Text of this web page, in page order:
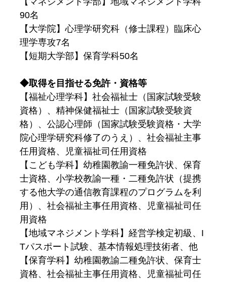
90名
【大学院】心理学研究科（修士課程）臨床心
理学専攻7名
【短期大学部】保育学科50名
◆取得を目指せる免許・資格等
【福祉心理学科】社会福祉士（国家試験受験
資格）、精神保健福祉士（国家試験受験資
格）、公認心理師（国家試験受験資格・大学
院心理学研究科修了のうえ）、社会福祉主事
任用資格、児童福祉司任用資格
【こども学科】幼稚園教諭一種免許状、保育
士資格、小学校教諭一種・二種免許状（提携
する他大学の通信教育課程のプログラムを利
用）、社会福祉主事任用資格、児童福祉司任
用資格
【地域マネジメント学科】経営学検定初級、I
Tパスポート試験、基本情報処理技術者、他
【保育学科】幼稚園教諭二種免許状、保育士
資格、社会福祉主事任用資格、児童福祉司任